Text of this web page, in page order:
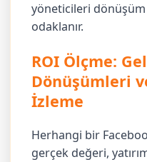
yöneticileri
odaklanır.
ROI Ölçme:
Dönüşümleri
İzleme
Herhangi bir
gerçek değeri,